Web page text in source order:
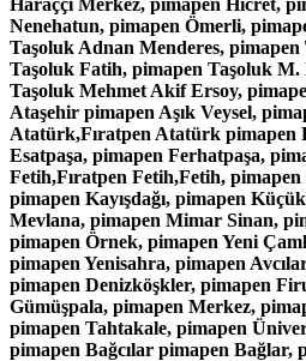
Haraççı Merkez, pimapen Hicret,
Nenehatun, pimapen Ömerli,
Taşoluk Adnan Menderes,
Taşoluk Fatih, pimapen Taşoluk
Taşoluk Mehmet Akif Ersoy,
Ataşehir pimapen Aşık Veysel,
Atatürk,Fıratpen Atatürk pimapen
Esatpaşa, pimapen Ferhatpaşa,
Fetih,Fıratpen Fetih,Fetih,
pimapen Kayışdağı, pimapen
Mevlana, pimapen Mimar Sinan,
pimapen Örnek, pimapen Yeni
pimapen Yenisahra, pimapen
pimapen Denizköşkler, pimapen
Gümüşpala, pimapen Merkez,
pimapen Tahtakale, pimapen
pimapen Bağcılar pimapen Bağlar,